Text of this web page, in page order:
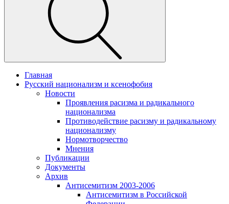
Главная
Русский национализм и ксенофобия
Новости
Проявления расизма и радикального
национализма
Противодействие расизму и радикальному
национализму
Нормотворчество
Мнения
Публикации
Документы
Архив
Антисемитизм 2003-2006
Антисемитизм в Российской